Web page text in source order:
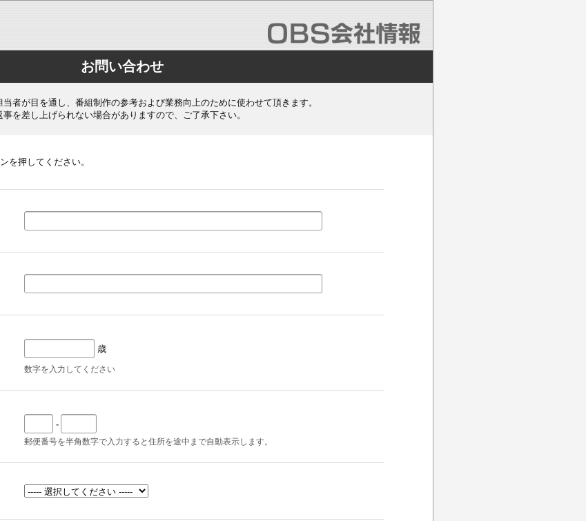
お問い合わせ
者が目を通し、番組制作の参考および業務向上のために使わせて頂きます。
を差し上げられない場合がありますので、ご了承下さい。
を押してください。
歳
数字を入力してください
-
郵便番号を半角数字で入力すると住所を途中まで自動表示します。